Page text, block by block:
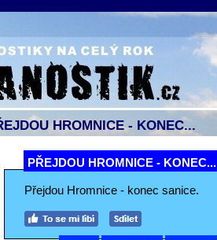
HROMNICE - KONEC...
PŘEJDOU HROMNICE - KONEC...
Přejdou Hromnice - konec sanice.